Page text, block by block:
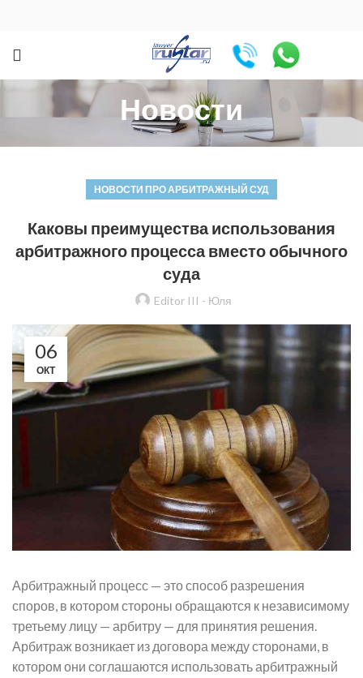
Новости
НОВОСТИ ПРО АРБИТРАЖНЫЙ СУД
Каковы преимущества использования
арбитражного процесса вместо обычного
суда
Editor III - Юля
06
ОКТ
Арбитражный процесс — это способ разрешения
споров, в котором стороны обращаются к независимому
третьему лицу — арбитру — для принятия решения.
Арбитраж возникает из договора между сторонами, в
котором они соглашаются использовать арбитражный